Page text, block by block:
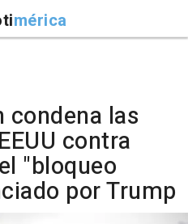
mérica
condena las
contra
"bloqueo
por Trump